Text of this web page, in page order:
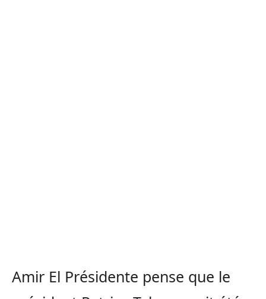
Amir El Présidente pense que le